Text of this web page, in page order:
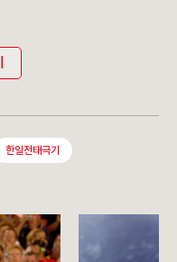
한일전태극기